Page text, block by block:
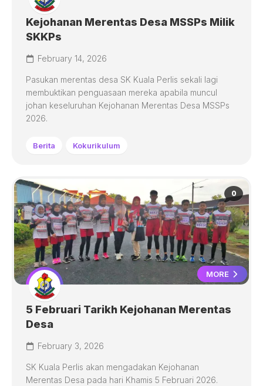
Kejohanan Merentas Desa MSSPs Milik
SKKPs
February 14, 2026
Pasukan merentas desa SK Kuala Perlis sekali lagi
membuktikan penguasaan mereka apabila muncul
johan keseluruhan Kejohanan Merentas Desa MSSPs
2026.
Berita Kokurikulum
0
MORE
5 Februari Tarikh Kejohanan Merentas
Desa
February 3, 2026
SK Kuala Perlis akan mengadakan Kejohanan
Merentas Desa pada hari Khamis 5 Februari 2026.